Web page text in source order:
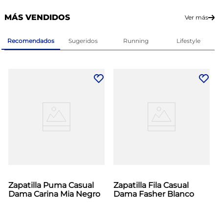
MÁS VENDIDOS Ver más
Recomendados Sugeridos Running Lifestyle
Zapatilla Puma Casual
Dama Carina Mia Negro
Zapatilla Fila Casual
Dama Fasher Blanco